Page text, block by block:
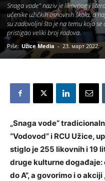
Snaga vode" naziv je likovnog i
učenike užičkih osnovnih škola, a
su zadovoljni što je na temu koja
pristigao veliki broj radova.
Piše: Užice Media - 23. март 2022.
„Snaga vode“
“Vodovod” i RCU Užice,
stiglo je 255 likovnih i 19
druge kulturne događaje:
do A”, a govorimo i o